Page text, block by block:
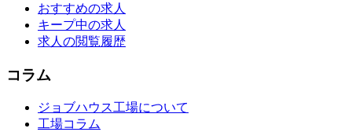
おすすめの求人
キープ中の求人
求人の閲覧履歴
コラム
ジョブハウス工場について
工場コラム